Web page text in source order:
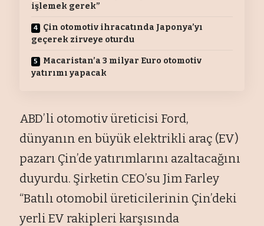
işlemek gerek”
Çin otomotiv ihracatında Japonya’yı
geçerek zirveye oturdu
Macaristan’a 3 milyar Euro otomotiv
yatırımı yapacak
ABD’li otomotiv üreticisi Ford,
dünyanın en büyük elektrikli araç (EV)
pazarı Çin’de yatırımlarını azaltacağını
duyurdu. Şirketin CEO’su Jim Farley
“Batılı otomobil üreticilerinin Çin’deki
yerli EV rakipleri karşısında